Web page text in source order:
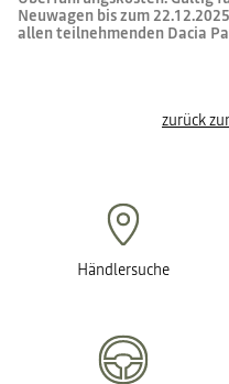
Neuwagen bis zum
allen teilnehmenden Dacia
zurück
Händlersuche